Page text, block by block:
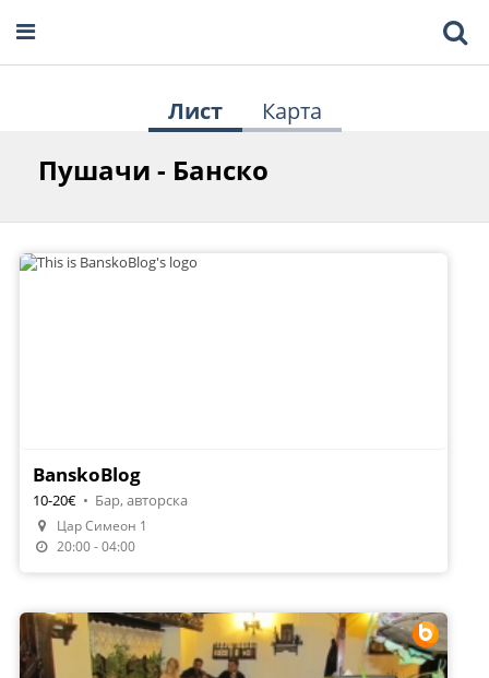
Лист Карта
Пушачи - Банско
BanskoBlog
10-20€ • Бар, авторска
Цар Симеон 1
20:00 - 04:00